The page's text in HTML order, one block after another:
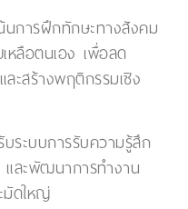
นการฝึกทักษะทางสังคม
หลือตนเอง เพื่อลด
ะสร้างพฤติกรรมเชิง
ระบบการรับความรู้สึก
ละพัฒนาการทำงาน
มัดใหญ่